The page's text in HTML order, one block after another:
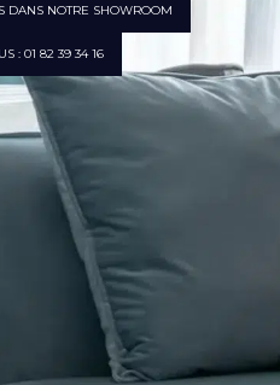
DANS NOTRE SHOWROOM
: 01 82 39 34 16